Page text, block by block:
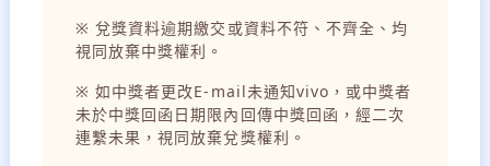
※ 兌獎資料逾期繳交或資料不符、不齊全、均
視同放棄中獎權利。
※ 如中獎者更改E-mail未通知vivo，或中獎者
未於中獎回函日期限內回傳中獎回函，經二次
連繫未果，視同放棄兌獎權利。